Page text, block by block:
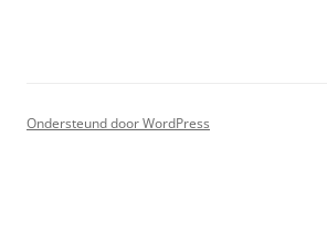
Ondersteund door WordPress